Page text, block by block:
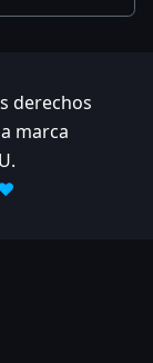
derechos
marca